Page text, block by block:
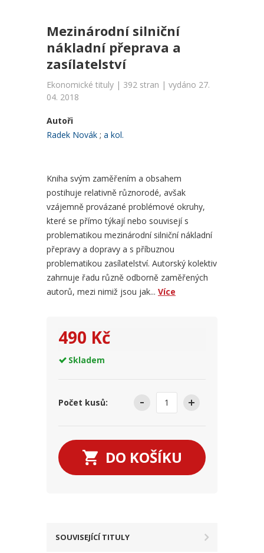
Mezinárodní silniční
nákladní přeprava a
zasílatelství
Ekonomické tituly | 392 stran | vydáno 27.
04. 2018
Autoři
Radek Novák a kol.
Kniha svým zaměřením a obsahem
postihuje relativně různorodé, avšak
vzájemně provázané problémové okruhy,
které se přímo týkají nebo souvisejí s
problematikou mezinárodní silniční nákladní
přepravy a dopravy a s příbuznou
problematikou zasílatelství. Autorský kolektiv
zahrnuje řadu různě odborně zaměřených
autorů, mezi nimiž jsou jak... Více
490 Kč
Skladem
Počet kusů:
DO KOŠÍKU
SOUVISEJÍCÍ TITULY